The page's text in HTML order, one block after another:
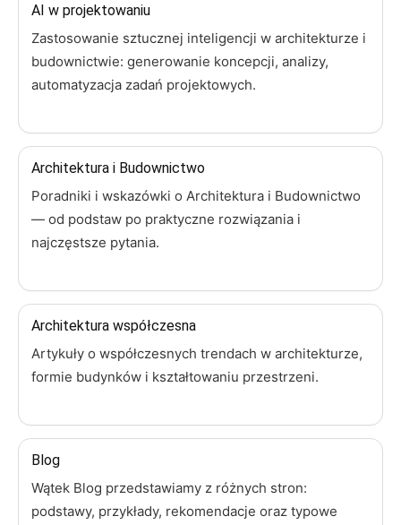
AI w projektowaniu
Zastosowanie sztucznej inteligencji w architekturze i
budownictwie: generowanie koncepcji, analizy,
automatyzacja zadań projektowych.
Architektura i Budownictwo
Poradniki i wskazówki o Architektura i Budownictwo
— od podstaw po praktyczne rozwiązania i
najczęstsze pytania.
Architektura współczesna
Artykuły o współczesnych trendach w architekturze,
formie budynków i kształtowaniu przestrzeni.
Blog
Wątek Blog przedstawiamy z różnych stron:
podstawy, przykłady, rekomendacje oraz typowe